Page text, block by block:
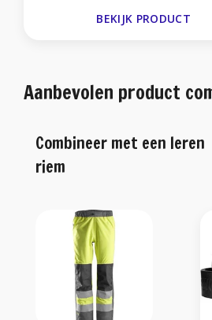
BEKIJK PRODUCT
Aanbevolen product
Combineer met een leren
riem